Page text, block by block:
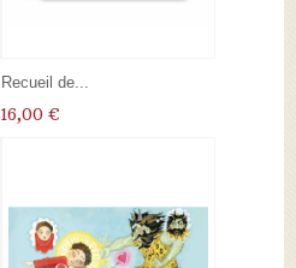
Recueil de...
16,00 €